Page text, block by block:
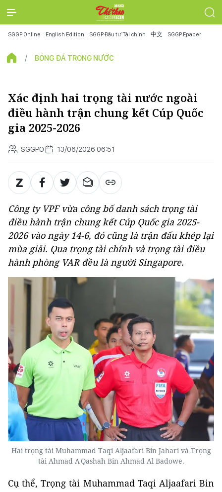
SGGP Online English Edition SGGP Đầu tư Tài chính 中文 SGGP Epaper
BÓNG ĐÁ TRONG NƯỚC
Xác định hai trọng tài nước ngoài
điều hành trận chung kết Cúp Quốc
gia 2025-2026
SGGPO 13/06/2026 06:51
Công ty VPF vừa công bố danh sách trọng tài
điều hành trận chung kết Cúp Quốc gia 2025-
2026 vào ngày 14-6, đó cũng là trận đấu khép lại
mùa giải. Qua trọng tài chính và trọng tài điều
hành phòng VAR đều là người Singapore.
Hai trọng tài Muhammad Taqi Aljaafari Bin Jahari và Trọng
tài Ahmad A'Qashah Bin Ahmad Al Badowe.
Cụ thể, Trọng tài Muhammad Taqi Aljaafari Bin